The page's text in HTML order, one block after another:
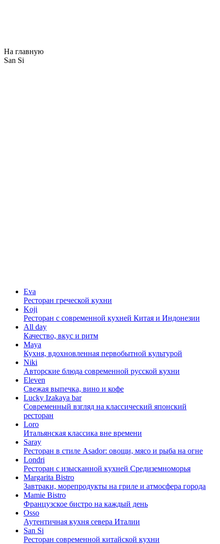
На главную
San Si
Eva
Ресторан греческой кухни
Koji
Ресторан с cовременной кухней Китая и Индонезии
All day
Качество, вкус и ритм
Maya
Кухня, вдохновленная первобытной культурой
Niki
Авторские блюда современной русской кухни
Eleven
Свежая выпечка, вино и кофе
Lucky Izakaya bar
Современный взгляд на классический японский
ресторан
Loro
Итальянская классика вне времени
Saray
Ресторан в стиле Asador: овощи, мясо и рыба на огне
Londri
Ресторан с изысканной кухней Средиземноморья
Margarita Bistro
Завтраки, морепродукты на гриле и атмосфера города
Mamie Bistro
Французское бистро на каждый день
Osso
Аутентичная кухня севера Италии
San Si
Ресторан современной китайской кухни